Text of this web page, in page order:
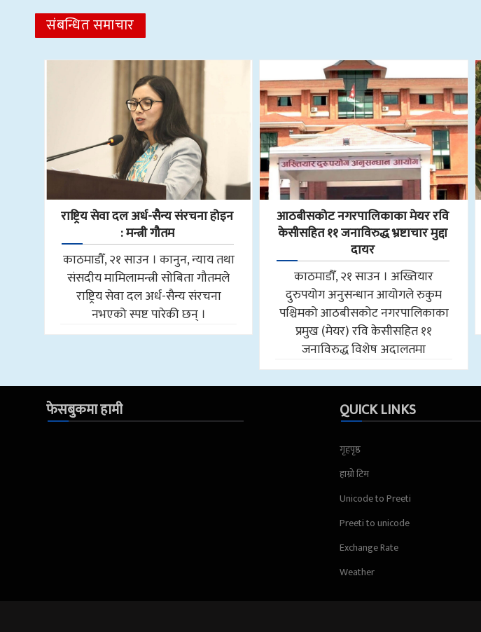
संबन्धित समाचार
राष्ट्रिय सेवा दल अर्ध-सैन्य संरचना होइन
: मन्त्री गौतम
काठमाडौँ, २१ साउन । कानुन, न्याय तथा
संसदीय मामिलामन्त्री सोबिता गौतमले
राष्ट्रिय सेवा दल अर्ध-सैन्य संरचना
नभएको स्पष्ट पारेकी छन् ।
आठबीसकोट नगरपालिकाका मेयर रवि
केसीसहित ११ जनाविरुद्ध भ्रष्टाचार मुद्दा
दायर
काठमाडौँ, २१ साउन । अख्तियार
दुरुपयोग अनुसन्धान आयोगले रुकुम
पश्चिमको आठबीसकोट नगरपालिकाका
प्रमुख (मेयर) रवि केसीसहित ११
जनाविरुद्ध विशेष अदालतमा
फेसबुकमा हामी QUICK LINKS
गृहपृष्ठ
हाम्रो टिम
Unicode to Preeti
Preeti to unicode
Exchange Rate
Weather